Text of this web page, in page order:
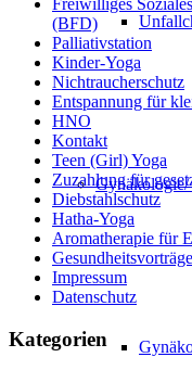
Freiwilliges
(BFD)
Palliativstation
Kinder-Yoga
Nichtraucherschutz
Entspannung für
HNO
Kontakt
Teen (Girl) Yoga
Zuzahlung für
Diebstahlschutz
Hatha-Yoga
Aromatherapie für
Gesundheitsvorträge
Impressum
Datenschutz
Kategorien